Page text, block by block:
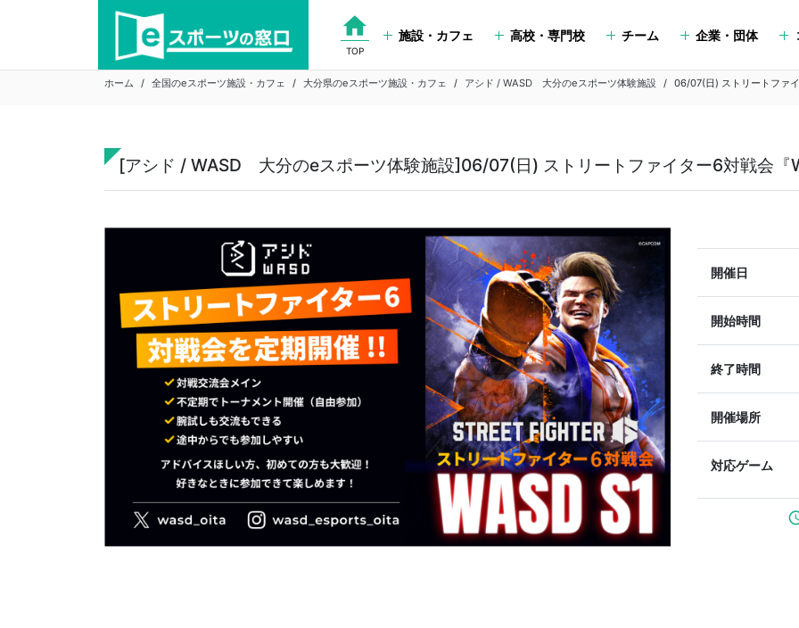
home
TOP
施設・カフェ 高校・専門校 チーム 企業・団体
ホーム 全国のeスポーツ施設・カフェ 大分県のeスポーツ施設・カフェ アシド / WASD 大分のeスポーツ体験施設 06/07(日) ストリートファ
[アシド / WASD 大分のeスポーツ体験施設]06/07(日) ストリートファイター6対戦会『
開催日
開始時間
終了時間
開催場所
対応ゲーム